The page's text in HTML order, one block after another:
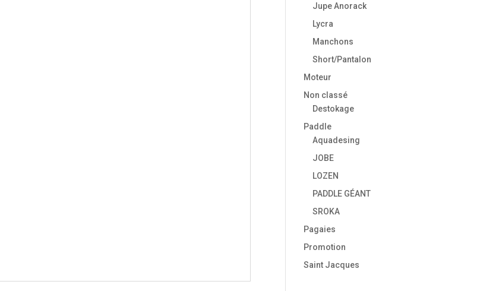
Jupe Anorack
Lycra
Manchons
Short/Pantalon
Moteur
Non classé
Destokage
Paddle
Aquadesing
JOBE
LOZEN
PADDLE GÉANT
SROKA
Pagaies
Promotion
Saint Jacques